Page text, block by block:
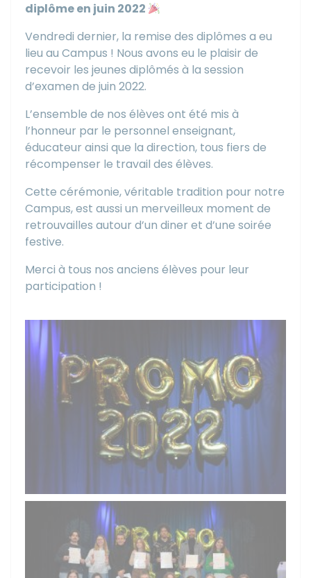
diplôme en juin 2022
Vendredi dernier, la remise des diplômes a eu
lieu au Campus ! Nous avons eu le plaisir de
recevoir les jeunes diplômés à la session
d’examen de juin 2022.
L’ensemble de nos élèves ont été mis à
l’honneur par le personnel enseignant,
éducateur ainsi que la direction, tous fiers de
récompenser le travail des élèves.
Cette cérémonie, véritable tradition pour notre
Campus, est aussi un merveilleux moment de
retrouvailles autour d’un diner et d’une soirée
festive.
Merci à tous nos anciens élèves pour leur
participation !